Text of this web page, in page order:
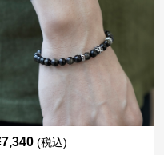
7,340 (税込)